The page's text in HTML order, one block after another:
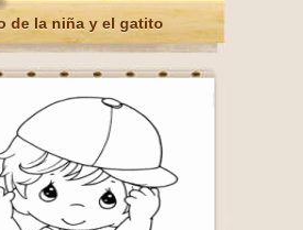
de la niña y el gatito